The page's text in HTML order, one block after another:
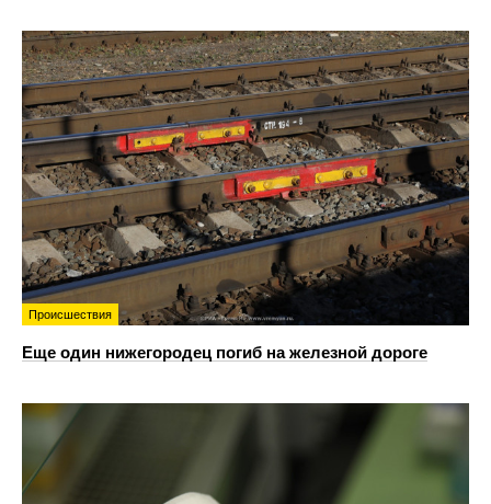
Происшествия
Еще один нижегородец погиб на железной дороге